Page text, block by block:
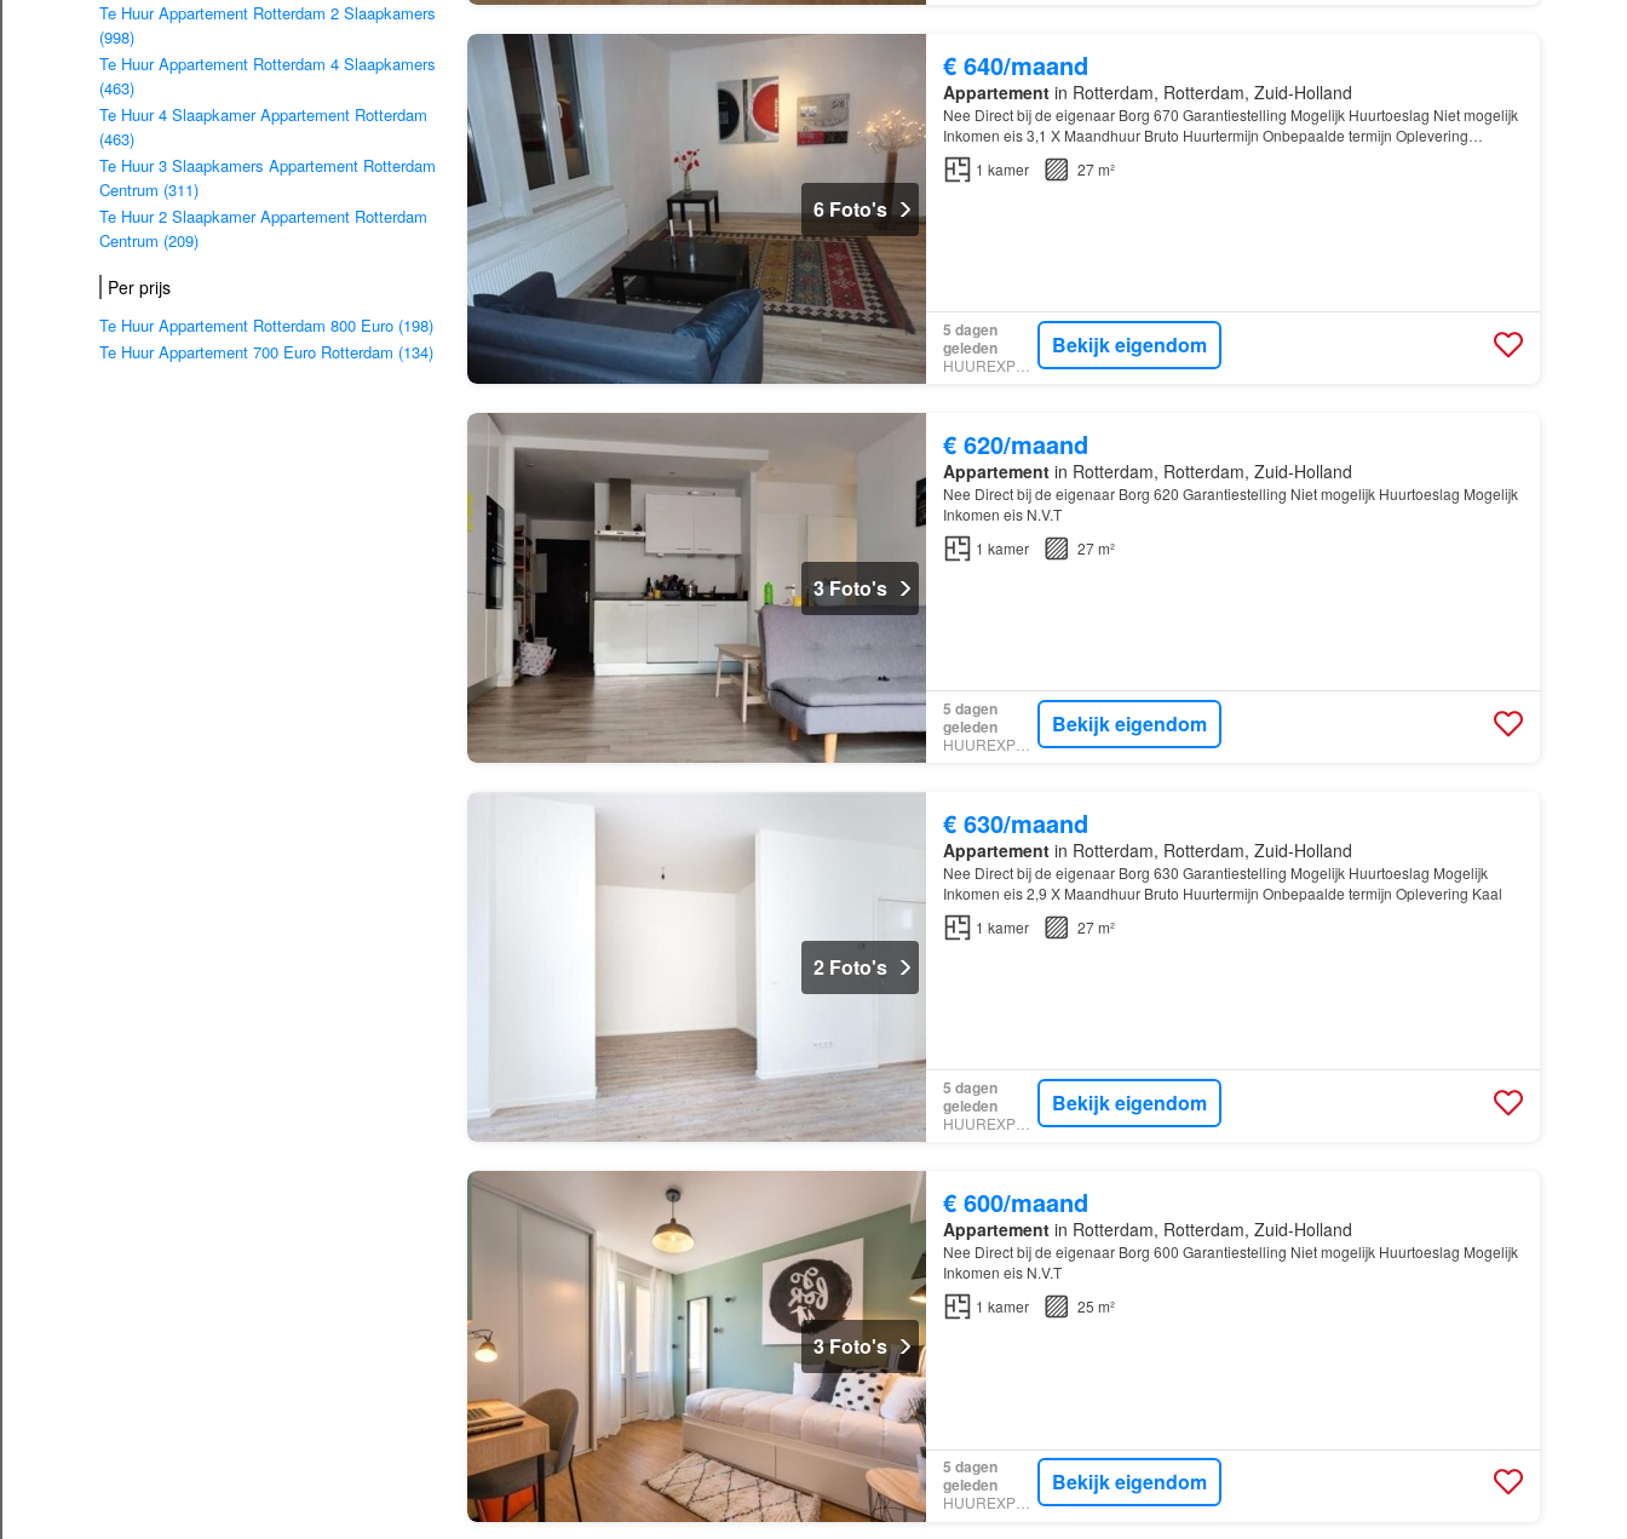
Te Huur Appartement Rotterdam 2 Slaapkamers
(998)
Te Huur Appartement Rotterdam 4 Slaapkamers
(463)
Te Huur 4 Slaapkamer Appartement Rotterdam
(463)
Te Huur 3 Slaapkamers Appartement Rotterdam
Centrum (311)
Te Huur 2 Slaapkamer Appartement Rotterdam
Centrum (209)
Per prijs
Te Huur Appartement Rotterdam 800 Euro (198)
Te Huur Appartement 700 Euro Rotterdam (134)
6 Foto's
€ 640/maand
Appartementin Rotterdam, Rotterdam, Zuid-Holland
Nee Direct bij de eigenaar Borg 670 Garantiestelling Mogelijk Huurtoeslag Niet mogelijk
Inkomen eis 3,1 X Maandhuur Bruto Huurtermijn Onbepaalde termijn Oplevering
Gestoffeerd
1 kamer 27 m²
5 dagen
geleden
HUUREXPERT
Bekijk eigendom
3 Foto's
€ 620/maand
Appartementin Rotterdam, Rotterdam, Zuid-Holland
Nee Direct bij de eigenaar Borg 620 Garantiestelling Niet mogelijk Huurtoeslag Mogelijk
Inkomen eis N.V.T
1 kamer 27 m²
5 dagen
geleden
HUUREXPERT
Bekijk eigendom
2 Foto's
€ 630/maand
Appartementin Rotterdam, Rotterdam, Zuid-Holland
Nee Direct bij de eigenaar Borg 630 Garantiestelling Mogelijk Huurtoeslag Mogelijk
Inkomen eis 2,9 X Maandhuur Bruto Huurtermijn Onbepaalde termijn Oplevering Kaal
1 kamer 27 m²
5 dagen
geleden
HUUREXPERT
Bekijk eigendom
3 Foto's
€ 600/maand
Appartementin Rotterdam, Rotterdam, Zuid-Holland
Nee Direct bij de eigenaar Borg 600 Garantiestelling Niet mogelijk Huurtoeslag Mogelijk
Inkomen eis N.V.T
1 kamer 25 m²
5 dagen
geleden
HUUREXPERT
Bekijk eigendom